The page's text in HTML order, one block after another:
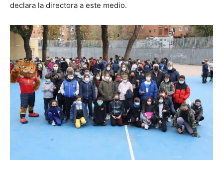
declara la directora a este medio.